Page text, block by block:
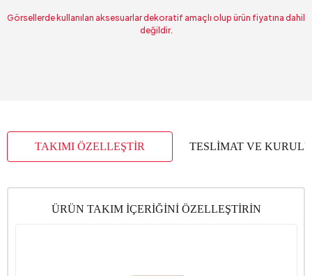
Görsellerde kullanılan aksesuarlar dekoratif amaçlı olup ürün fiyatına dahil
değildir.
TAKIMI ÖZELLEŞTİR TESLİMAT VE
ÜRÜN TAKIM İÇERİĞİNİ ÖZELLEŞTİRİN